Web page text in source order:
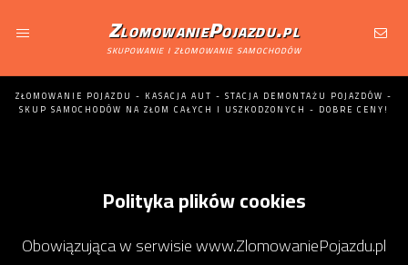
ZlomowaniePojazdu.pl
skupowanie i złomowanie samochodów
ZŁOMOWANIE POJAZDU - KASACJA AUT - STACJA DEMONTAŻU POJAZDÓW -
SKUP SAMOCHODÓW NA ZŁOM CAŁYCH I USZKODZONYCH - DOBRE CENY!
Polityka plików cookies
Obowiązująca w serwisie www.ZlomowaniePojazdu.pl